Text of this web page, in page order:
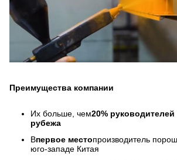
Преимущества компании
Их больше, чем20% руководителей
рубежа
Впервое местопроизводитель
юго-западе Китая